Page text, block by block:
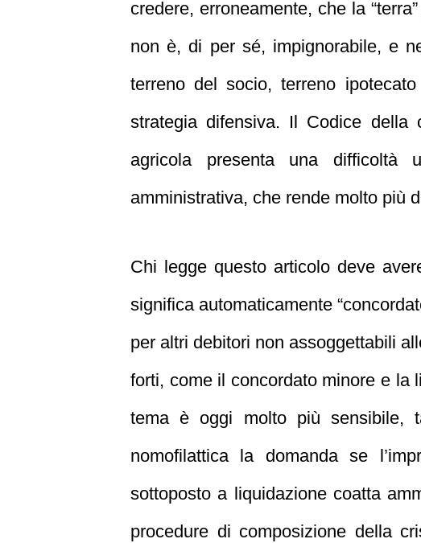
credere, erroneamente, che la
non è, di per sé, impignorabile, e
terreno del socio, terreno
strategia difensiva. Il Codice della
agricola presenta una difficoltà
amministrativa, che rende molto più
Chi legge questo articolo deve
significa automaticamente
per altri debitori non assoggettabili
forti, come il concordato minore e la
tema è oggi molto più sensibile,
nomofilattica la domanda se
sottoposto a liquidazione coatta
procedure di composizione della